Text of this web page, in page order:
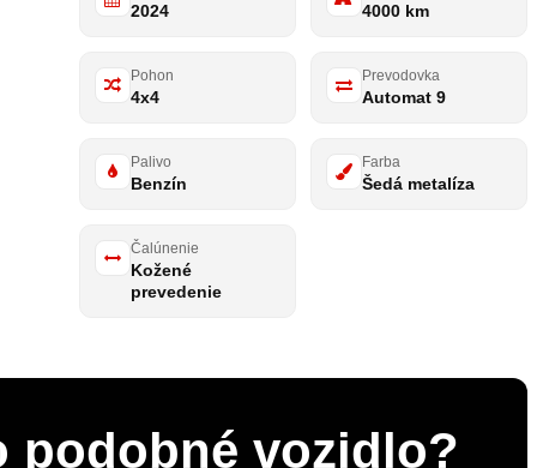
2024 4000 km
Pohon
4x4
Prevodovka
Automat 9
Palivo
Benzín
Farba
Šedá metalíza
Čalúnenie
Kožené
prevedenie
podobné vozidlo?